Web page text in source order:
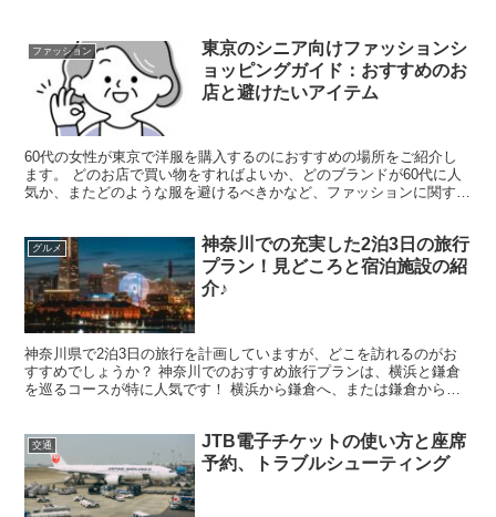
ファッション
東京のシニア向けファッションシ
ョッピングガイド：おすすめのお
店と避けたいアイテム
60代の女性が東京で洋服を購入するのにおすすめの場所をご紹介し
ます。 どのお店で買い物をすればよいか、どのブランドが60代に人
気か、またどのような服を避けるべきかなど、ファッションに関する
グルメ
神奈川での充実した2泊3日の旅行
プラン！見どころと宿泊施設の紹
介♪
神奈川県で2泊3日の旅行を計画していますが、どこを訪れるのがお
すすめでしょうか？ 神奈川でのおすすめ旅行プランは、横浜と鎌倉
を巡るコースが特に人気です！ 横浜から鎌倉へ、または鎌倉から横
交通
JTB電子チケットの使い方と座席
予約、トラブルシューティング